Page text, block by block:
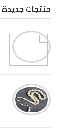
منتجات جديدة